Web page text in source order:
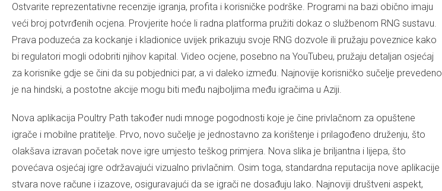
Ostvarite reprezentativne recenzije igranja, profita i korisničke podrške. Programi na bazi obično imaju
veći broj potvrđenih ocjena. Provjerite hoće li radna platforma pružiti dokaz o službenom RNG sustavu.
Prava poduzeća za kockanje i kladionice uvijek prikazuju svoje RNG dozvole ili pružaju poveznice kako
bi regulatori mogli odobriti njihov kapital. Video ocjene, posebno na YouTubeu, pružaju detaljan osjećaj
za korisnike gdje se čini da su pobjednici par, a vi daleko između. Najnovije korisničko sučelje prevedeno
je na hindski, a postotne akcije mogu biti među najboljima među igračima u Aziji.
Nova aplikacija Poultry Path također nudi mnoge pogodnosti koje je čine privlačnom za opuštene
igrače i mobilne pratitelje. Prvo, novo sučelje je jednostavno za korištenje i prilagođeno druženju, što
olakšava izravan početak nove igre umjesto teškog primjera. Nova slika je briljantna i lijepa, što
povećava osjećaj igre održavajući vizualno privlačnim. Osim toga, standardna reputacija nove aplikacije
stvara nove račune i izazove, osiguravajući da se igrači ne dosađuju lako. Najnoviji društveni aspekt,